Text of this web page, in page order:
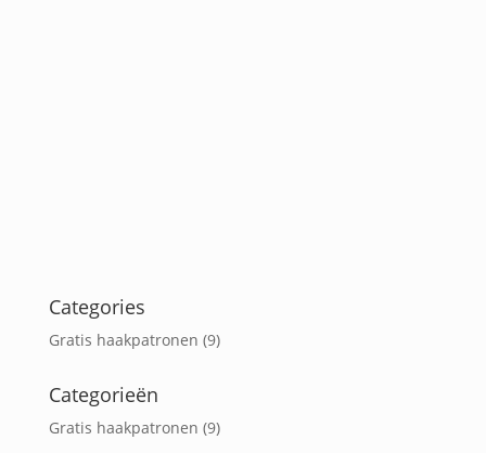
Categories
Gratis haakpatronen (9)
Categorieën
Gratis haakpatronen (9)